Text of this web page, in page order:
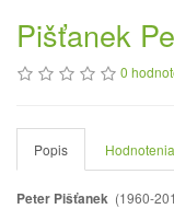
Pišťanek
0
Popis
Peter Pišťanek (1960-